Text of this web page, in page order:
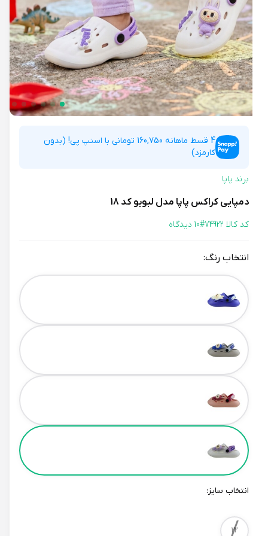
4 قسط ماهانه 160,750 تومانی با اسنپ پی! (بدون
کارمزد)
برند پاپا
دمپایی کراکس پاپا مدل لبوبو کد 18
کد کالا 74922# 10 دیدگاه
انتخاب رنگ:
Color
انتخاب سایز:
Size